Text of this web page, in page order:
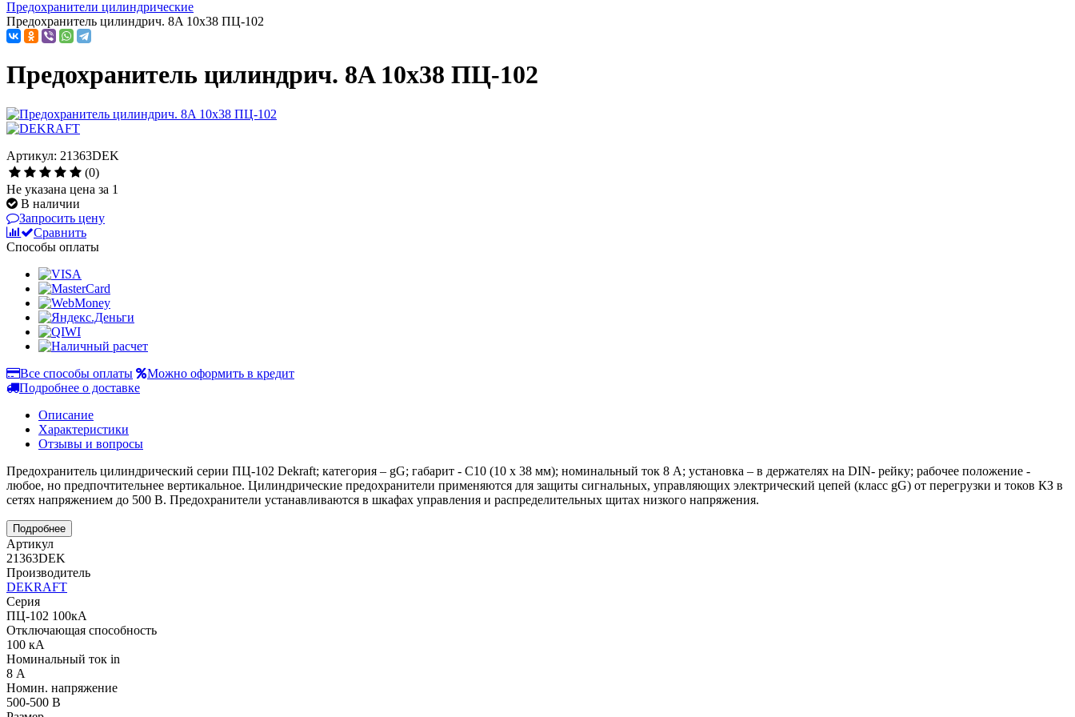
Предохранители цилиндрические
Предохранитель цилиндрич. 8A 10x38 ПЦ-102
Предохранитель цилиндрич. 8A 10x38 ПЦ-102
Артикул: 21363DEK
(0)
Не указана цена за 1
В наличии
Запросить цену
Сравнить
Способы оплаты
Все способы оплаты
Можно оформить в кредит
Подробнее о доставке
Описание
Характеристики
Отзывы и вопросы
Предохранитель цилиндрический серии ПЦ-102 Dekraft; категория – gG; габарит - C10 (10 x 38 мм); номинальный ток 8 А; установка – в держателях на DIN- рейку; рабочее положение -
любое, но предпочтительнее вертикальное. Цилиндрические предохранители применяются для защиты сигнальных, управляющих электрический цепей (класс gG) от перегрузки и токов КЗ в
сетях напряжением до 500 В. Предохранители устанавливаются в шкафах управления и распределительных щитах низкого напряжения.
Подробнее
Артикул
21363DEK
Производитель
DEKRAFT
Серия
ПЦ-102 100кА
Отключающая способность
100 кА
Номинальный ток in
8 А
Номин. напряжение
500-500 В